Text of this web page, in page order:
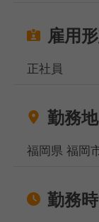
当社サイト、
かにも飲食店
お金がなくて
相談窓口事務
WEB面談も実
プロが対応い
雇用
正社員
勤務地
福岡県 福岡
勤務